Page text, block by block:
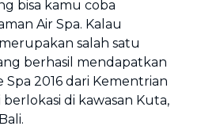
bisa kamu coba
Air Spa. Kalau
salah satu
berhasil mendapatkan
2016 dari Kementrian
di kawasan Kuta,